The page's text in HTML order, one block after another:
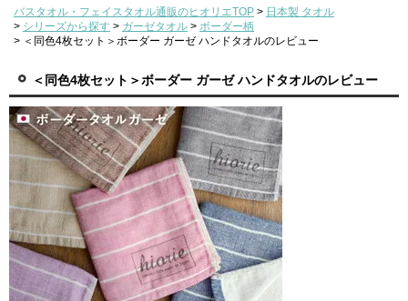
バスタオル・フェイスタオル通販のヒオリエTOP
日本製 タオル
シリーズから探す
ガーゼタオル
ボーダー柄
＜同色4枚セット＞ボーダー ガーゼ ハンドタオルのレビュー
＜同色4枚セット＞ボーダー ガーゼ ハンドタオルのレビュー